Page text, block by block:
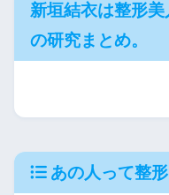
新垣結衣は整形
の研究まとめ。
あの人って整形